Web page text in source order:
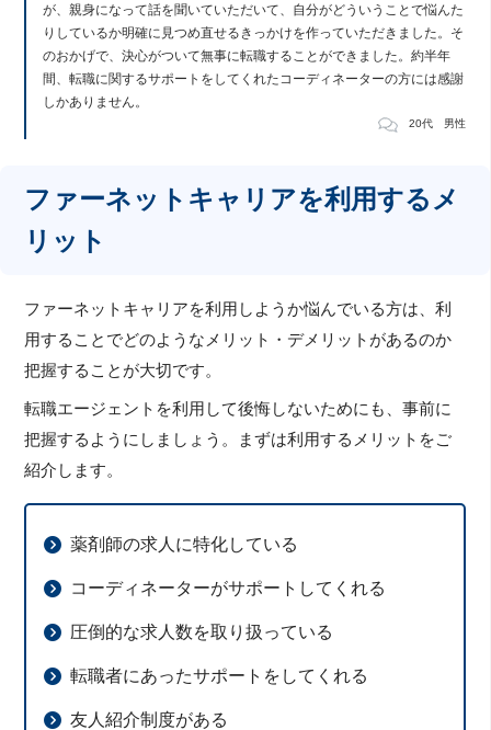
が、親身になって話を聞いていただいて、自分がどういうことで悩んた
りしているか明確に見つめ直せるきっかけを作っていただきました。そ
のおかげで、決心がついて無事に転職することができました。約半年
間、転職に関するサポートをしてくれたコーディネーターの方には感謝
しかありません。
20代 男性
ファーネットキャリアを利用するメ
リット
ファーネットキャリアを利用しようか悩んでいる方は、利
用することでどのようなメリット・デメリットがあるのか
把握することが大切です。
転職エージェントを利用して後悔しないためにも、事前に
把握するようにしましょう。まずは利用するメリットをご
紹介します。
薬剤師の求人に特化している
コーディネーターがサポートしてくれる
圧倒的な求人数を取り扱っている
転職者にあったサポートをしてくれる
友人紹介制度がある